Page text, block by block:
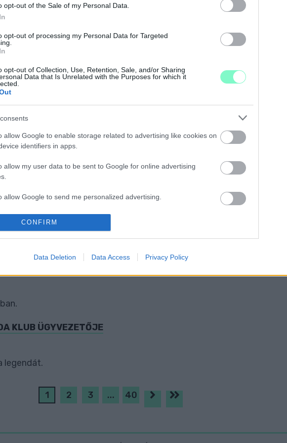
opt-out of the Sale of my Personal Data.
opt-out of processing my Personal Data for Targeted
opt-out of Collection, Use, Retention, Sale, and/or Sharing
Data that Is Unrelated with the Purposes for which it
allow Google to enable storage related to advertising like cookies on
identifiers in apps.
allow my user data to be sent to Google for online advertising
allow Google to send me personalized advertising.
allow Google to enable storage related to analytics like cookies on
identifiers in apps.
allow Google to enable storage related to security, including
CONFIRM
Data Deletion Data Access Privacy Policy
a keretet.
BONTOTT AZ EGIS KÖRMEND MARCHELUS AVERYVEL
hátrány.
ÚJ VEZETŐEDZŐJE
munkáját.
VÉGÉN VISSZAVONUL
MADISON BEJELENTKEZETT AZ EDZŐI ÁLLÁSRA
VISSZAVONUL A KOSÁRLABDÁZÁSTÓL
KLUB ÜGYVEZETŐJE
legendát.
1 2 3 ... 40